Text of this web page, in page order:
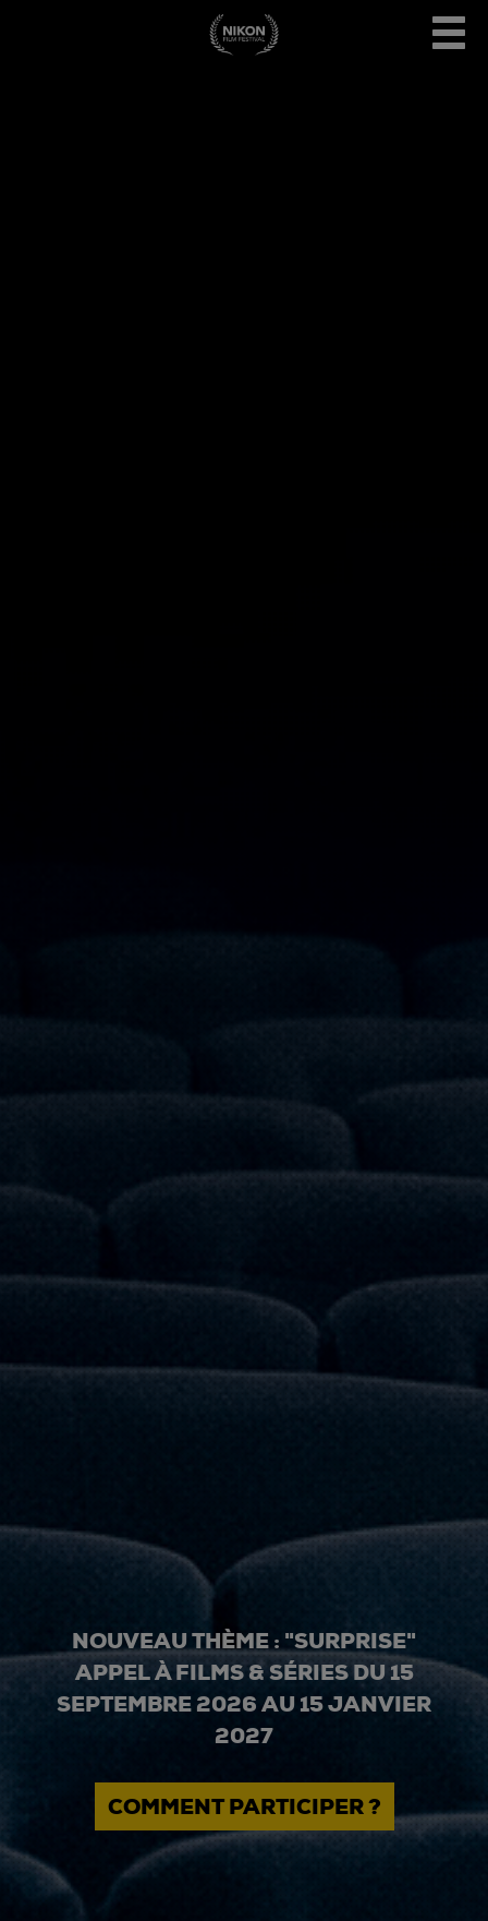
NOUVEAU THÈME : "SURPRISE"
APPEL À FILMS & SÉRIES DU 15
SEPTEMBRE 2026 AU 15 JANVIER
2027
COMMENT PARTICIPER ?